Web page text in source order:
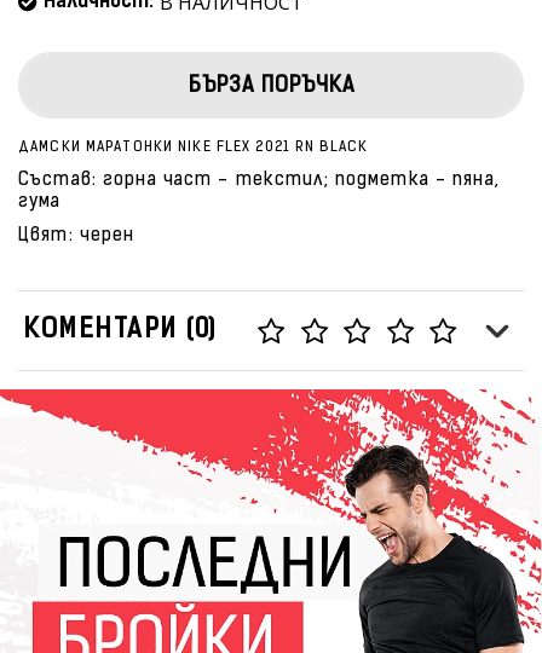
БЪРЗА ПОРЪЧКА
ДАМСКИ МАРАТОНКИ NIKE FLEX 2021 RN BLACK
Състав: горна част - текстил; подметка - пяна,
гума
Цвят: черен
КОМЕНТАРИ (0)